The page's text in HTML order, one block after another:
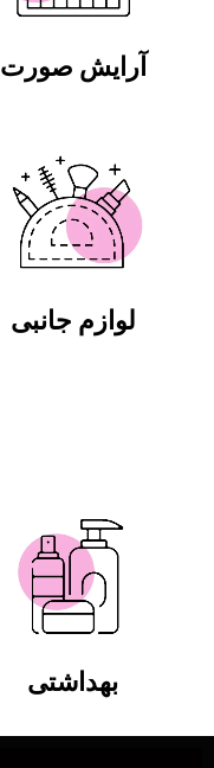
آرایش صورت
لوازم جانبی
بهداشتی